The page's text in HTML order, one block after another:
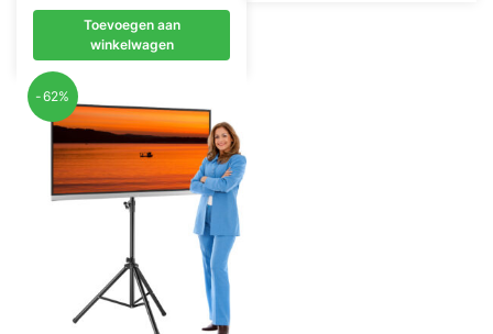
prijs
was:
€ 199,00.
prijs
€ 120,00.
Toevoegen aan
winkelwagen
-62%